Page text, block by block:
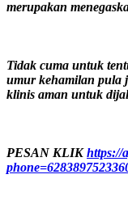
merupakan
Tidak cuma untuk
umur kehamilan pula
klinis aman untuk
PESAN KLIKhttps://